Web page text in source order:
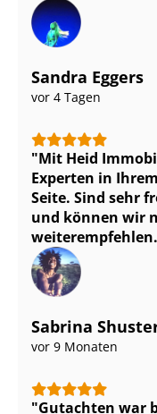
Sandra Eggers
vor 4 Tagen
Mit Heid
Experten in
Seite. Sind sehr
und können wir
weiterempfehlen.
Sabrina
vor 9 Monaten
Gutachten war